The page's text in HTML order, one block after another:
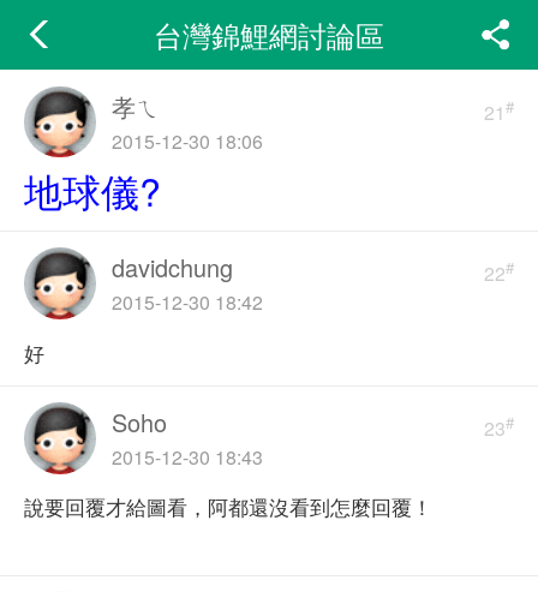
台灣錦鯉網討論區
21#
孝ㄟ
2015-12-30 18:06
地球儀?
22#
davidchung
2015-12-30 18:42
好
23#
Soho
2015-12-30 18:43
說要回覆才給圖看，阿都還沒看到怎麼回覆！